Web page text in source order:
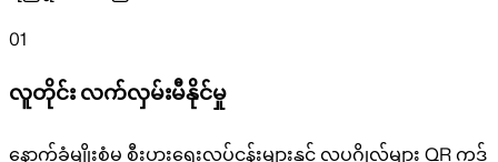
01
လူတိုင်း လက်လှမ်းမီနိုင်မှု
နောက်ခံမျိုးစုံမှ စီးပွားရေးလုပ်ငန်းများနှင့် လူပုဂ္ဂိုလ်များ QR ကုဒ်